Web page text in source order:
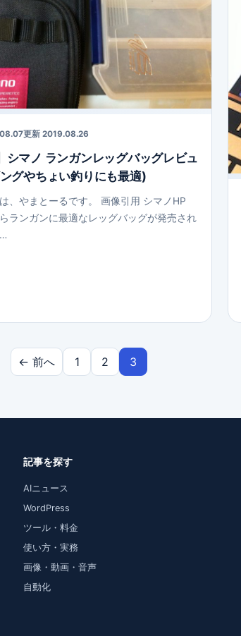
更新 2019.08.26
シマノ ランガンレッグバッグレビュ
グやちょい釣りにも最適)
、やまとーるです。 画像引用 シマノHP
ランガンに最適なレッグバッグが発売され
← 前へ 1 2 3
記事を探す
AIニュース
WordPress
ツール・料金
使い方・実務
画像・動画・音声
自動化